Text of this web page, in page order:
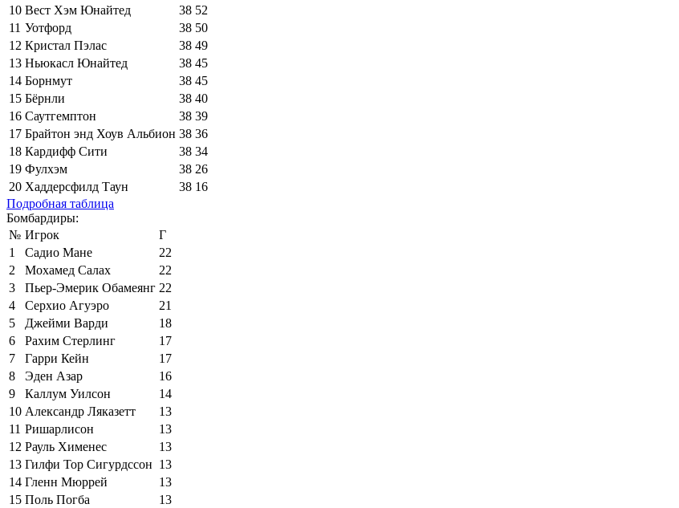
10 Вест Хэм Юнайтед 38 52
11 Уотфорд 38 50
12 Кристал Пэлас 38 49
13 Ньюкасл Юнайтед 38 45
14 Борнмут 38 45
15 Бёрнли 38 40
16 Саутгемптон 38 39
17 Брайтон энд Хоув Альбион 38 36
18 Кардифф Сити 38 34
19 Фулхэм 38 26
20 Хаддерсфилд Таун 38 16
Подробная таблица
Бомбардиры:
№ Игрок
Г
1
Садио Мане
22
2
Мохамед Салах
22
3
Пьер-Эмерик Обамеянг 22
4
Серхио Агуэро
21
5
Джейми Варди
18
6
Рахим Стерлинг
17
7
Гарри Кейн
17
8
Эден Азар
16
9
Каллум Уилсон
14
10 Александр Ляказетт
13
11 Ришарлисон
13
12 Рауль Хименес
13
13 Гилфи Тор Сигурдссон 13
14 Гленн Мюррей
13
15 Поль Погба
13